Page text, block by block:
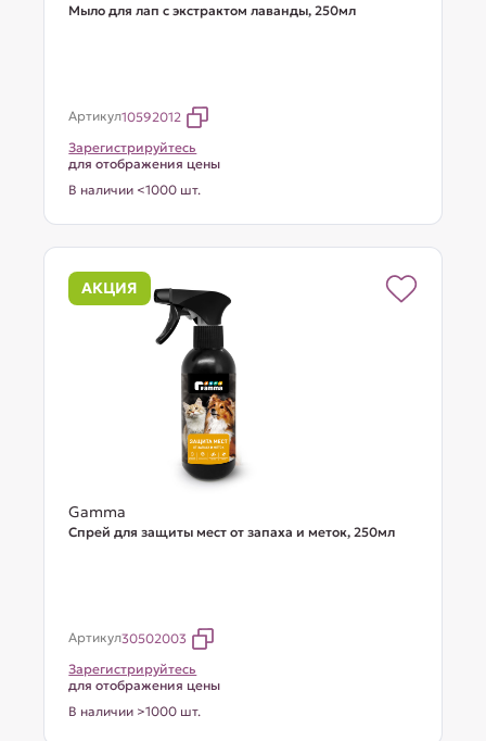
Мыло для лап с экстрактом лаванды, 250мл
Артикул10592012
Зарегистрируйтесь
для отображения цены
В наличии <1000 шт.
АКЦИЯ
Gamma
Спрей для защиты мест от запаха и меток, 250мл
Артикул30502003
Зарегистрируйтесь
для отображения цены
В наличии >1000 шт.